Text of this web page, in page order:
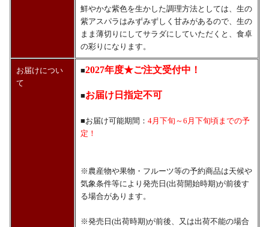
鮮やかな紫色を生かした調理方法としては、生の
紫アスパラはみずみずしく甘みがあるので、生の
まま薄切りにしてサラダにしていただくと、食卓
の彩りになります。
お届けについ
て
■2027年度★ご注文受付中！
■お届け日指定不可
■お届け可能期間： 4月下旬～6月下旬頃までの予
定！
※農産物や果物・フルーツ等の予約商品は天候や
気象条件等により発売日(出荷開始時期)が前後す
る場合があります。
※発売日(出荷時期)が前後、又は出荷不能の場合